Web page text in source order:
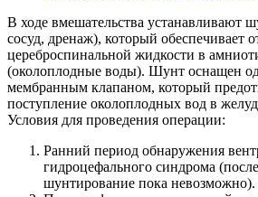
В ходе вмешательства устанавливают
сосуд, дренаж), который обеспечивает
цереброспинальной жидкости в
(околоплодные воды). Шунт оснащен
мембранным клапаном, который
поступление околоплодных вод в
Условия для проведения операции:
Ранний период обнаружения
гидроцефального синдрома
шунтирование пока невозможно).